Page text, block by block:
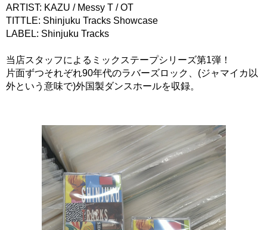
ARTIST: KAZU / Messy T / OT
TITTLE: Shinjuku Tracks Showcase
LABEL: Shinjuku Tracks
当店スタッフによるミックステープシリーズ第1弾！
片面ずつそれぞれ90年代のラバーズロック、(ジャマイカ以
外という意味で)外国製ダンスホールを収録。